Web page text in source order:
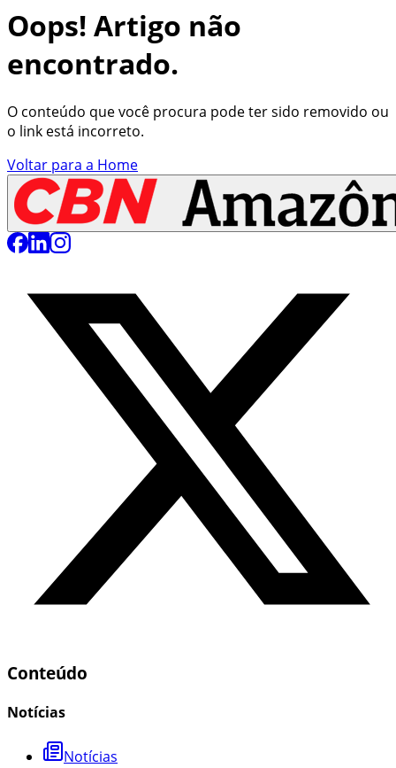
Oops! Artigo não
encontrado.
O conteúdo que você procura pode ter sido removido ou
o link está incorreto.
Voltar para a Home
Conteúdo
Notícias
Notícias